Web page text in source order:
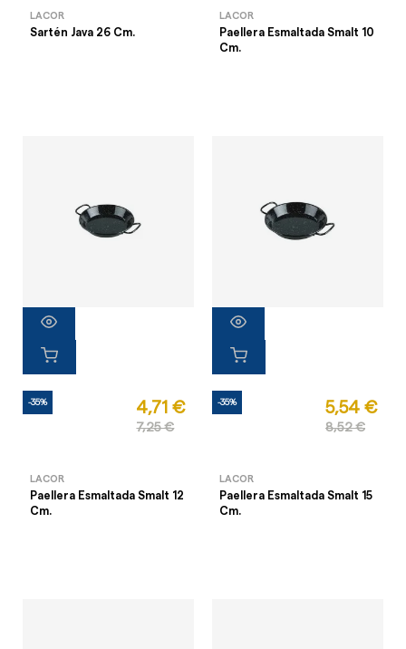
LACOR
Sartén Java 26 Cm.
LACOR
Paellera Esmaltada Smalt 10
Cm.
-35% 4,71 €
7,25 €
LACOR
Paellera Esmaltada Smalt 12
Cm.
-35% 5,54 €
8,52 €
LACOR
Paellera Esmaltada Smalt 15
Cm.